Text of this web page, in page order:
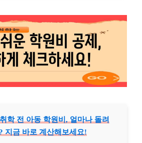
학 전 아동 학원비, 얼마나 돌려
지금 바로 계산해보세요!